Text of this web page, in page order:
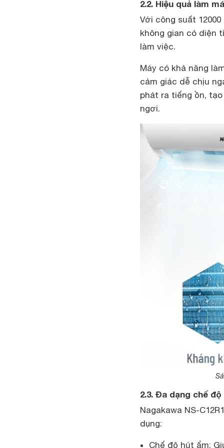
2.2. Hiệu quả làm
Với công suất
không gian có diện
làm việc.
Máy có khả năng
cảm giác dễ chịu
phát ra tiếng ồn,
ngơi.
2.3. Đa dạng chế
Nagakawa NS-
dụng:
Chế độ hút ẩm: